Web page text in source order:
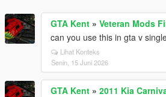
GTA Kent » Veteran Mods
can you use this in gta v
Lihat Konteks
Senin, 15 Juni 2026
GTA Kent » 2011 Kia